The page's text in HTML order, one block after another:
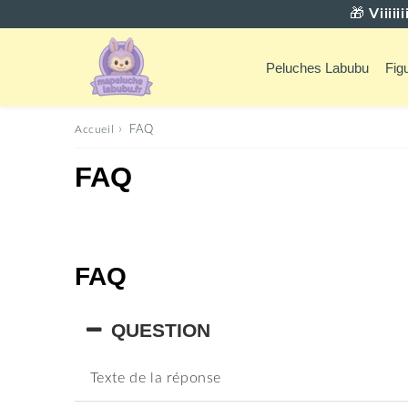
🎁
Peluches Labubu
Accueil › FAQ
FAQ
FAQ
QUESTION
Texte de la réponse